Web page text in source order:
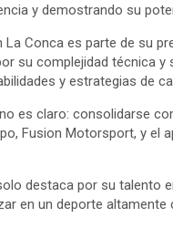
y demostrando su
La Conca es parte de su
su complejidad técnica y
y estrategias de
es claro: consolidarse
Fusion Motorsport, y el
destaca por su talento
en un deporte